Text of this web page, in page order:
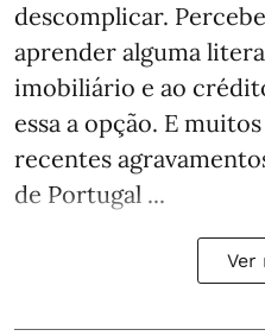
descomplicar.
aprender alguma
imobiliário e ao
essa a opção. E
recentes
de Portugal ...
Ver